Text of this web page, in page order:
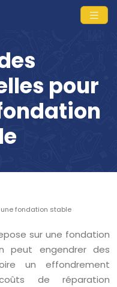
pour
fondation stable
sur une fondation
peut engendrer des
un effondrement
de réparation